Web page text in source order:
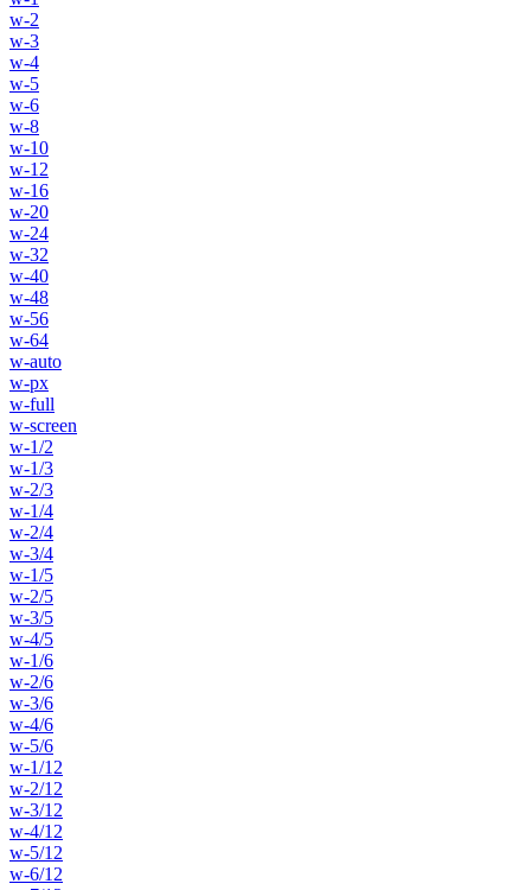
w-2
w-3
w-4
w-5
w-6
w-8
w-10
w-12
w-16
w-20
w-24
w-32
w-40
w-48
w-56
w-64
w-auto
w-px
w-full
w-screen
w-1/2
w-1/3
w-2/3
w-1/4
w-2/4
w-3/4
w-1/5
w-2/5
w-3/5
w-4/5
w-1/6
w-2/6
w-3/6
w-4/6
w-5/6
w-1/12
w-2/12
w-3/12
w-4/12
w-5/12
w-6/12